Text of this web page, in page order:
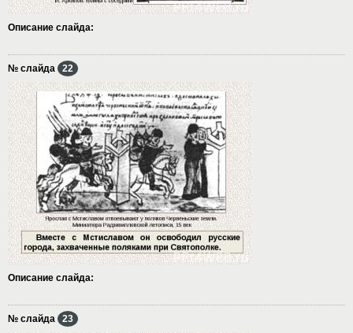
Описание слайда:
№ слайда 22
Описание слайда:
№ слайда 23